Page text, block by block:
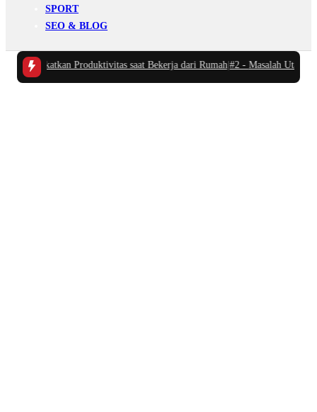
SPORT
SEO & BLOG
Produktivitas saat Bekerja dari Rumah|#2 -Masalah Utama